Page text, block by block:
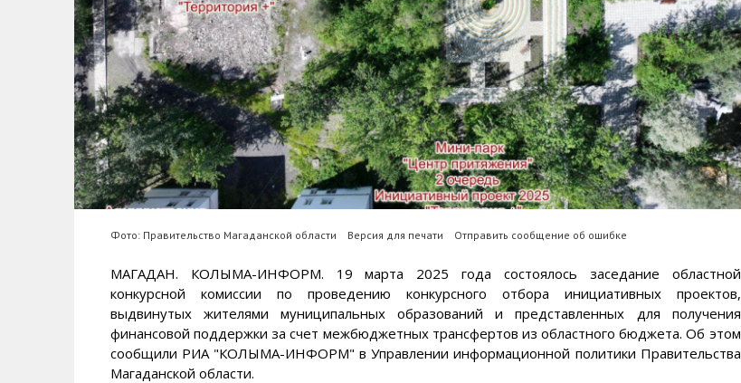
Фото: Правительство Магаданской области Версия для печати Отправить сообщение об ошибке
МАГАДАН. КОЛЫМА-ИНФОРМ. 19 марта 2025 года состоялось заседание областной
конкурсной комиссии по проведению конкурсного отбора инициативных проектов,
выдвинутых жителями муниципальных образований и представленных для получения
финансовой поддержки за счет межбюджетных трансфертов из областного бюджета. Об этом
сообщили РИА "КОЛЫМА-ИНФОРМ" в Управлении информационной политики Правительства
Магаданской области.